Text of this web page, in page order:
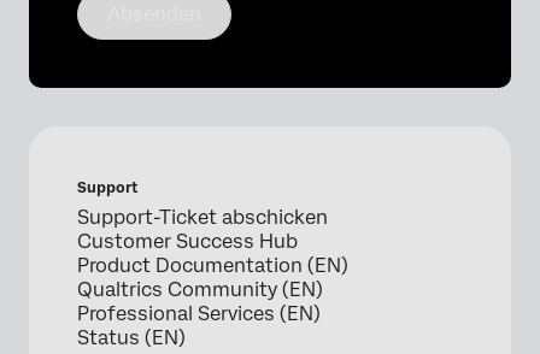
Support
Support-Ticket abschicken
Customer Success Hub
Product Documentation (EN)
Qualtrics Community (EN)
Professional Services (EN)
Status (EN)